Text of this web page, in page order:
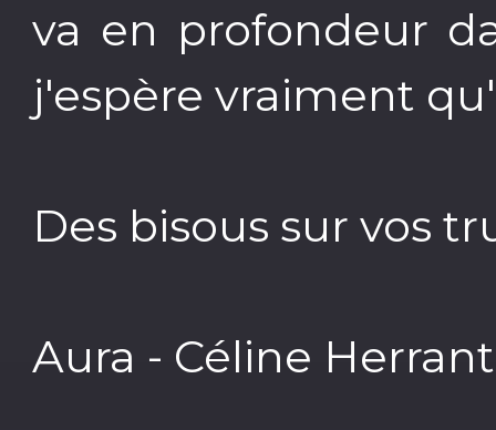
va en profondeur
j'espère vraiment
Des bisous sur vos
Aura - Céline Herrant